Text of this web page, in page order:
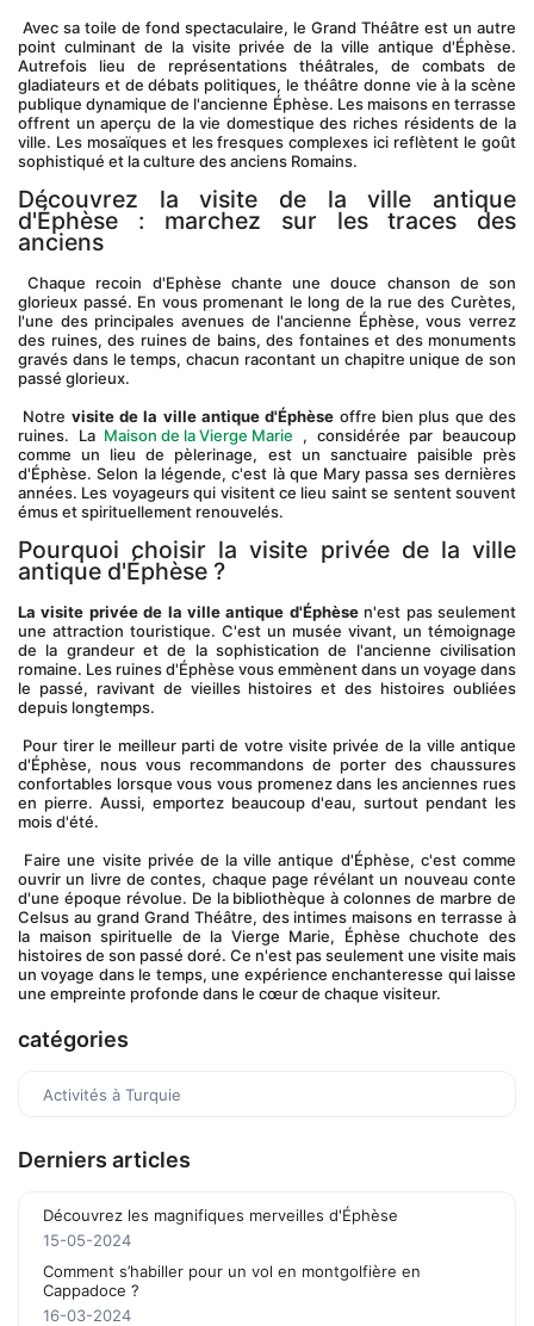
point culminant de la visite privée de la ville antique d'Éphèse.
Autrefois lieu de représentations théâtrales, de combats de
gladiateurs et de débats politiques, le théâtre donne vie à la scène
publique dynamique de l'ancienne Éphèse. Les maisons en terrasse
offrent un aperçu de la vie domestique des riches résidents de la
ville. Les mosaïques et les fresques complexes ici reflètent le goût
sophistiqué et la culture des anciens Romains.
Découvrez la visite de la ville antique
d'Éphèse : marchez sur les traces des
anciens
Chaque recoin d'Ephèse chante une douce chanson de son
glorieux passé. En vous promenant le long de la rue des Curètes,
l'une des principales avenues de l'ancienne Éphèse, vous verrez
des ruines, des ruines de bains, des fontaines et des monuments
gravés dans le temps, chacun racontant un chapitre unique de son
passé glorieux.
Notre visite de la ville antique d'Éphèse offre bien plus que des
ruines. La Maison de la Vierge Marie , considérée par beaucoup
comme un lieu de pèlerinage, est un sanctuaire paisible près
d'Éphèse. Selon la légende, c'est là que Mary passa ses dernières
années. Les voyageurs qui visitent ce lieu saint se sentent souvent
émus et spirituellement renouvelés.
Pourquoi choisir la visite privée de la ville
antique d'Éphèse ?
La visite privée de la ville antique d'Éphèse n'est pas seulement
une attraction touristique. C'est un musée vivant, un témoignage
de la grandeur et de la sophistication de l'ancienne civilisation
romaine. Les ruines d'Éphèse vous emmènent dans un voyage dans
le passé, ravivant de vieilles histoires et des histoires oubliées
depuis longtemps.
d'Éphèse, nous vous recommandons de porter des chaussures
confortables lorsque vous vous promenez dans les anciennes rues
en pierre. Aussi, emportez beaucoup d'eau, surtout pendant les
mois d'été.
ouvrir un livre de contes, chaque page révélant un nouveau conte
d'une époque révolue. De la bibliothèque à colonnes de marbre de
Celsus au grand Grand Théâtre, des intimes maisons en terrasse à
la maison spirituelle de la Vierge Marie, Éphèse chuchote des
histoires de son passé doré. Ce n'est pas seulement une visite mais
un voyage dans le temps, une expérience enchanteresse qui laisse
une empreinte profonde dans le cœur de chaque visiteur.
catégories
Activités à Turquie
Derniers articles
Découvrez les magnifiques merveilles d'Éphèse
15-05-2024
Comment s’habiller pour un vol en montgolfière en
Cappadoce ?
16-03-2024